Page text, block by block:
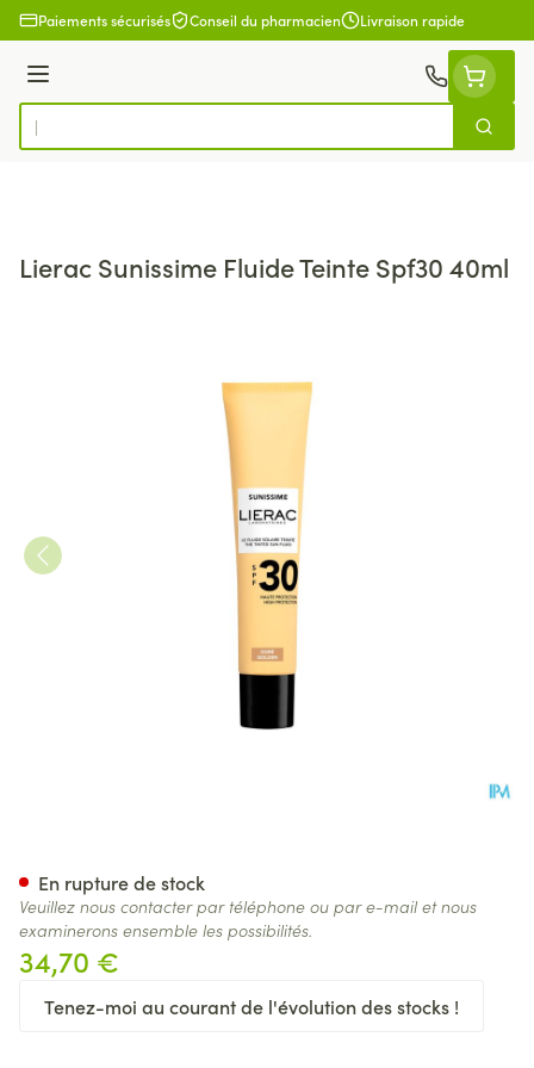
Aller au contenu
Paiements sécurisés Conseil du pharmacien Livraison rapide
Menu
Rechercher
Lierac Sunissime Fluide Teinte Spf30 40ml
34,70 €
Tenez-moi au courant de l'évolution des stocks !
En rupture de stock
Veuillez nous contacter par téléphone ou par e-mail et nous
examinerons ensemble les possibilités.